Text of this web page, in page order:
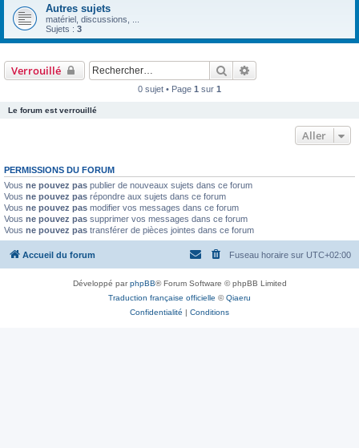
Autres sujets
matériel, discussions, ...
Sujets : 3
Verrouillé Rechercher
0 sujet • Page 1 sur 1
Le forum est verrouillé
Aller
PERMISSIONS DU FORUM
Vous ne pouvez pas publier de nouveaux sujets dans ce forum
Vous ne pouvez pas répondre aux sujets dans ce forum
Vous ne pouvez pas modifier vos messages dans ce forum
Vous ne pouvez pas supprimer vos messages dans ce forum
Vous ne pouvez pas transférer de pièces jointes dans ce forum
Accueil du forum Fuseau horaire sur UTC+02:00
Développé parphpBB® Forum Software © phpBB Limited
Traduction française officielle ©Qiaeru
Confidentialité | Conditions